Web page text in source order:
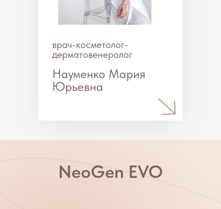
NeoGen — это современное оборудование
для лечения и омоложения кожи с
использованием азотной плазмы. Оно
эстетических проблем, таких как
омоложение кожи, лифтинг, коррекция
дерматитов и грибковых инфекций.
Что такое азотная плазма?
они передают свою энергию, которая
активирует естественные процессы
восстановления и обновления тканей.
Преимущества